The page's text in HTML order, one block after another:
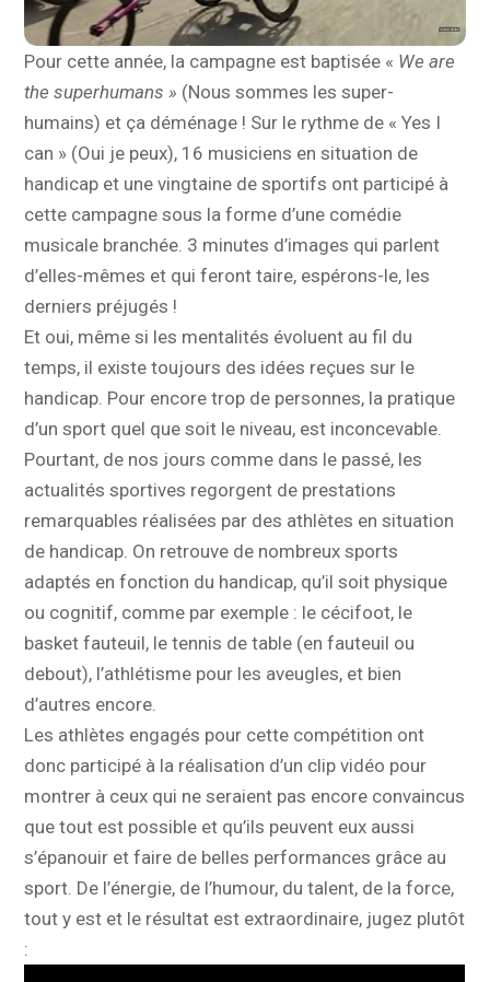
Pour cette année, la campagne est baptisée « We are
the superhumans » (Nous sommes les super-
humains) et ça déménage ! Sur le rythme de « Yes I
can » (Oui je peux), 16 musiciens en situation de
handicap et une vingtaine de sportifs ont participé à
cette campagne sous la forme d’une comédie
musicale branchée. 3 minutes d’images qui parlent
d’elles-mêmes et qui feront taire, espérons-le, les
derniers préjugés !
Et oui, même si les mentalités évoluent au fil du
temps, il existe toujours des idées reçues sur le
handicap. Pour encore trop de personnes, la pratique
d’un sport quel que soit le niveau, est inconcevable.
Pourtant, de nos jours comme dans le passé, les
actualités sportives regorgent de prestations
remarquables réalisées par des athlètes en situation
de handicap. On retrouve de nombreux sports
adaptés en fonction du handicap, qu’il soit physique
ou cognitif, comme par exemple : le cécifoot, le
basket fauteuil, le tennis de table (en fauteuil ou
debout), l’athlétisme pour les aveugles, et bien
d’autres encore.
Les athlètes engagés pour cette compétition ont
donc participé à la réalisation d’un clip vidéo pour
montrer à ceux qui ne seraient pas encore convaincus
que tout est possible et qu’ils peuvent eux aussi
s’épanouir et faire de belles performances grâce au
sport. De l’énergie, de l’humour, du talent, de la force,
tout y est et le résultat est extraordinaire, jugez plutôt
: